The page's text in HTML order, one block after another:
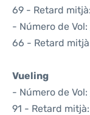
69 - Retard
- Número de Vol:
66 - Retard
Vueling
- Número de Vol:
91 - Retard